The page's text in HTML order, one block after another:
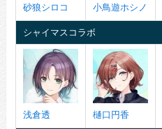
砂狼シロコ 小鳥遊ホシノ
シャイマスコラボ
浅倉透 樋口円香